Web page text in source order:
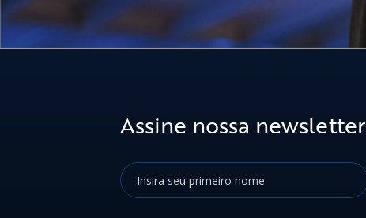
Assine nossa newsletter